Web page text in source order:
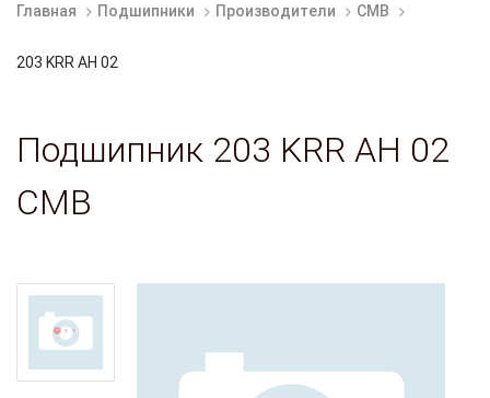
Главная Подшипники Производители CMB
203 KRR AH 02
Подшипник 203 KRR AH 02
CMB